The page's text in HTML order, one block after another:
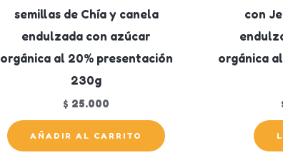
semillas de Chía y canela
endulzada con azúcar
orgánica al 20% presentación
230g
$ 25.000
AÑADIR AL CARRITO
con
orgánica